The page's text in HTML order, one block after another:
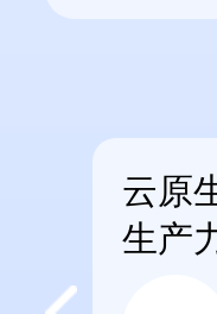
云原
生产